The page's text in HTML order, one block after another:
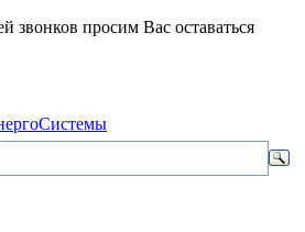
звонков просим Вас оставаться